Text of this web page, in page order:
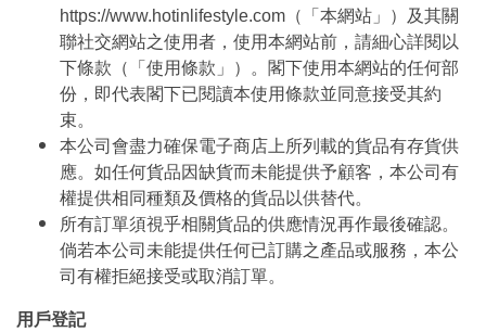
https://www.hotinlifestyle.com（「本網站」）及其關
聯社交網站之使用者，使用本網站前，請細心詳閱以
下條款（「使用條款」）。閣下使用本網站的任何部
份，即代表閣下已閱讀本使用條款並同意接受其約
束。
本公司會盡力確保電子商店上所列載的貨品有存貨供
應。如任何貨品因缺貨而未能提供予顧客，本公司有
權提供相同種類及價格的貨品以供替代。
所有訂單須視乎相關貨品的供應情況再作最後確認。
倘若本公司未能提供任何已訂購之產品或服務，本公
司有權拒絕接受或取消訂單。
用戶登記